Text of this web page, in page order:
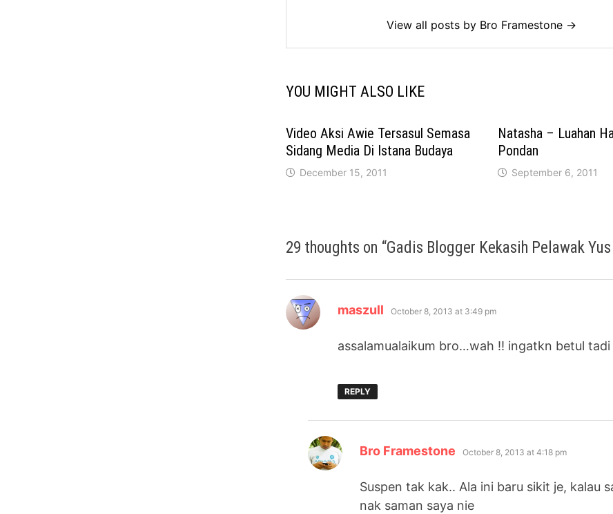
View all posts by Bro Framestone →
YOU MIGHT ALSO LIKE
Video Aksi Awie Tersasul Semasa
Sidang Media Di Istana Budaya
December 15, 2011
Natasha – Luahan
Pondan
September 6, 2011
29 thoughts on “Gadis Blogger Kekasih Pelawak
maszull says:
October 8, 2013 at 3:49 pm
assalamualaikum bro…wah !! ingatkn betul
REPLY
Bro Framestone says:
October 8, 2013 at 4:18 pm
Suspen tak kak.. Ala ini baru sikit je, kalau
nak saman saya nie